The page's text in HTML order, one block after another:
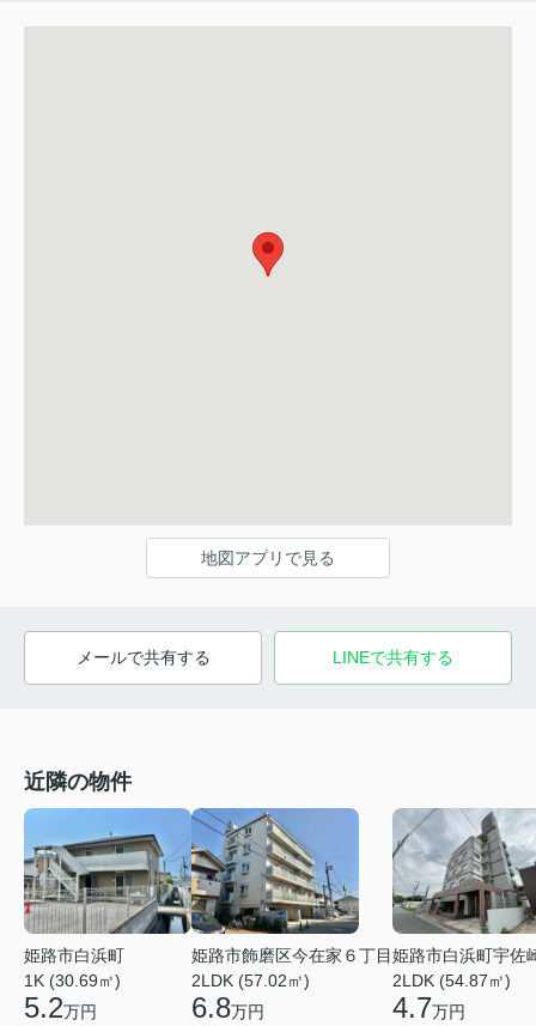
地図アプリで見る
メールで共有する LINEで共有する
近隣の物件
姫路市白浜町
1K (30.69㎡)
5.2万円
姫路市飾磨区今在家６丁目
2LDK (57.02㎡)
6.8万円
姫路市白浜町宇佐
2LDK (54.87㎡)
4.7万円